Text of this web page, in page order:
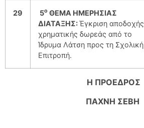
29 5ο ΘΕΜΑ ΗΜΕΡΗΣΙΑΣ
ΔΙΑΤΑΞΗΣ:Έγκριση αποδοχής
χρηματικής δωρεάς από το
Ίδρυμα Λάτση προς τη Σχολική
Επιτροπή.
Η ΠΡΟΕΔΡΟΣ
ΠΑΧΝΗ ΣΕΒΗ